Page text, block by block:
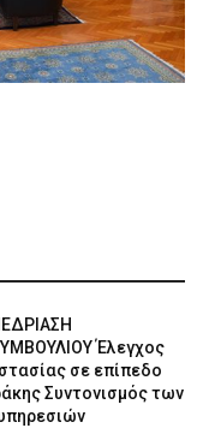
Έλεγχος
σε επίπεδο
Συντονισμός των